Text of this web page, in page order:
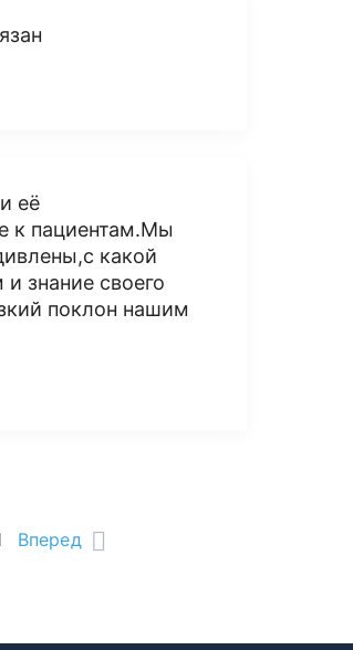
и её
к пациентам.Мы
какой
знание своего
поклон нашим
Вперед